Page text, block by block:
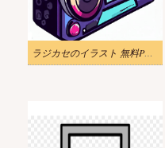
ラジカセのイラスト 無料PNG画像 2